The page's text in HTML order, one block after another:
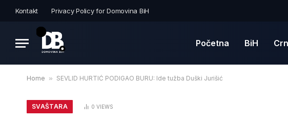
Kontakt Privacy Policy for Domovina BiH
Početna BiH
Home » SEVLID HURTIĆ PODIGAO BURU: Ide tužba Duški Jurišić
SVAŠTARA 0 VIEWS